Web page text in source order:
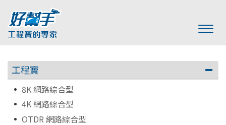
工程寶
8K 網路綜合型
4K 網路綜合型
OTDR 網路綜合型